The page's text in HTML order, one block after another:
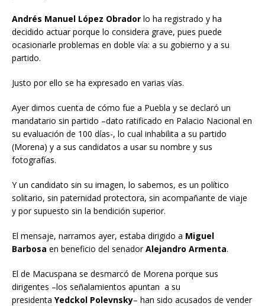
Andrés Manuel López Obrador lo ha registrado y ha
decidido actuar porque lo considera grave, pues puede
ocasionarle problemas en doble vía: a su gobierno y a su
partido.
Justo por ello se ha expresado en varias vías.
Ayer dimos cuenta de cómo fue a Puebla y se declaró un
mandatario sin partido –dato ratificado en Palacio Nacional en
su evaluación de 100 días-, lo cual inhabilita a su partido
(Morena) y a sus candidatos a usar su nombre y sus
fotografías.
Y un candidato sin su imagen, lo sabemos, es un político
solitario, sin paternidad protectora, sin acompañante de viaje
y por supuesto sin la bendición superior.
El mensaje, narramos ayer, estaba dirigido a Miguel
Barbosa en beneficio del senadorAlejandro Armenta.
El de Macuspana se desmarcó de Morena porque sus
dirigentes –los señalamientos apuntan a su
presidenta Yedckol Polevnsky– han sido acusados de vender